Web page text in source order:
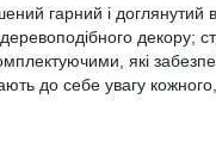
гарний і доглянутий
декору;
які
до себе увагу